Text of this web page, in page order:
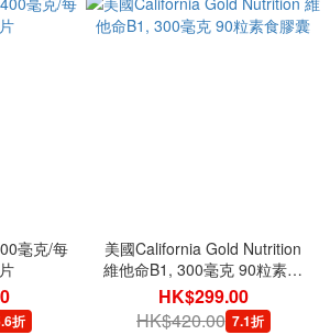
毫克/每
折
美國California Gold Nutrition
維他命B1, 300毫克 90粒素食
膠囊
HK$299.00
HK$420.00 7.1折